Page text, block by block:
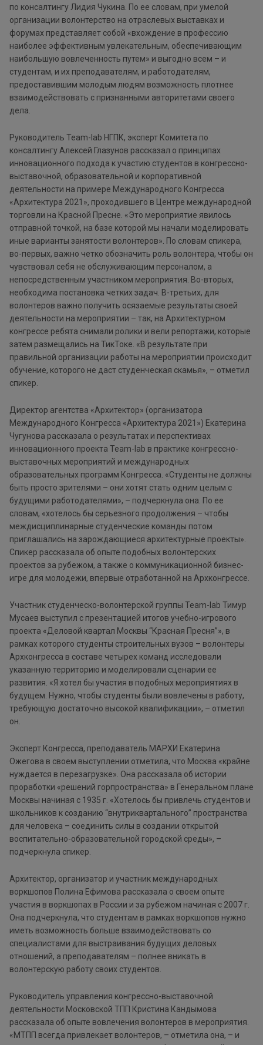
по консалтингу Лидия Чукина. По ее словам, при умелой
организации волонтерство на отраслевых выставках и
форумах представляет собой «вхождение в профессию
наиболее эффективным увлекательным, обеспечивающим
наибольшую вовлеченность путем» и выгодно всем – и
студентам, и их преподавателям, и работодателям,
предоставившим молодым людям возможность плотнее
взаимодействовать с признанными авторитетами своего
дела.
Руководитель Team-lab НГПК, эксперт Комитета по
консалтингу Алексей Глазунов рассказал о принципах
инновационного подхода к участию студентов в конгрессно-
выставочной, образовательной и корпоративной
деятельности на примере Международного Конгресса
«Архитектура 2021», проходившего в Центре международной
торговли на Красной Пресне. «Это мероприятие явилось
отправной точкой, на базе которой мы начали моделировать
иные варианты занятости волонтеров». По словам спикера,
во-первых, важно четко обозначить роль волонтера, чтобы он
чувствовал себя не обслуживающим персоналом, а
непосредственным участником мероприятия. Во-вторых,
необходима постановка четких задач. В-третьих, для
волонтеров важно получить осязаемые результаты своей
деятельности на мероприятии – так, на Архитектурном
конгрессе ребята снимали ролики и вели репортажи, которые
затем размещались на ТикТоке. «В результате при
правильной организации работы на мероприятии происходит
обучение, которого не даст студенческая скамья», – отметил
спикер.
Директор агентства «Архитектор» (организатора
Международного Конгресса «Архитектура 2021») Екатерина
Чугунова рассказала о результатах и перспективах
инновационного проекта Team-lab в практике конгрессно-
выставочных мероприятий и международных
образовательных программ Конгресса. «Студенты не должны
быть просто зрителями – они хотят стать одним целым с
будущими работодателями», – подчеркнула она. По ее
словам, «хотелось бы серьезного продолжения – чтобы
междисциплинарные студенческие команды потом
приглашались на зарождающиеся архитектурные проекты».
Спикер рассказала об опыте подобных волонтерских
проектов за рубежом, а также о коммуникационной бизнес-
игре для молодежи, впервые отработанной на Архконгрессе.
Участник студенческо-волонтерской группы Team-lab Тимур
Мусаев выступил с презентацией итогов учебно-игрового
проекта «Деловой квартал Москвы “Красная Пресня”», в
рамках которого студенты строительных вузов – волонтеры
Архконгресса в составе четырех команд исследовали
указанную территорию и моделировали сценарии ее
развития. «Я хотел бы участия в подобных мероприятиях в
будущем. Нужно, чтобы студенты были вовлечены в работу,
требующую достаточно высокой квалификации», – отметил
он.
Эксперт Конгресса, преподаватель МАРХИ Екатерина
Ожегова в своем выступлении отметила, что Москва «крайне
нуждается в перезагрузке». Она рассказала об истории
проработки «решений горпространства» в Генеральном плане
Москвы начиная с 1935 г. «Хотелось бы привлечь студентов и
школьников к созданию “внутриквартального” пространства
для человека – соединить силы в создании открытой
воспитательно-образовательной городской среды», –
подчеркнула спикер.
Архитектор, организатор и участник международных
воркшопов Полина Ефимова рассказала о своем опыте
участия в воркшопах в России и за рубежом начиная с 2007 г.
Она подчеркнула, что студентам в рамках воркшопов нужно
иметь возможность больше взаимодействовать со
специалистами для выстраивания будущих деловых
отношений, а преподавателям – полнее вникать в
волонтерскую работу своих студентов.
Руководитель управления конгрессно-выставочной
деятельности Московской ТПП Кристина Кандымова
рассказала об опыте вовлечения волонтеров в мероприятия.
«МТПП всегда привлекает волонтеров, – отметила она, – и